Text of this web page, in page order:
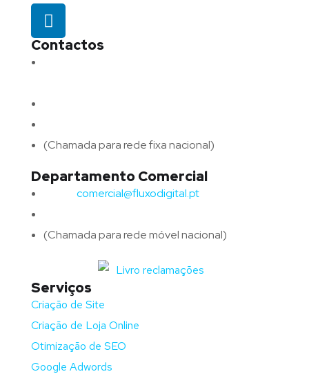
Contactos
(Chamada para rede fixa nacional)
Departamento Comercial
comercial@fluxodigital.pt
(Chamada para rede móvel nacional)
Serviços
Criação de Site
Criação de Loja Online
Otimização de SEO
Google Adwords